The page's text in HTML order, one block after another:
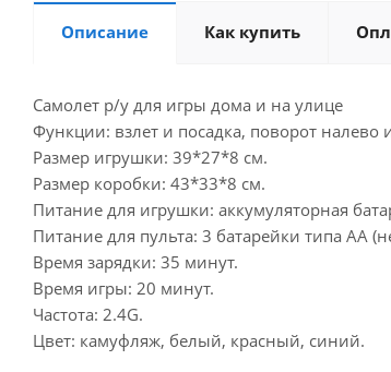
Описание Как купить
Самолет р/у для игры дома и на улице
Функции: взлет и посадка, поворот налево
Размер игрушки: 39*27*8 см.
Размер коробки: 43*33*8 см.
Питание для игрушки: аккумуляторная
Питание для пульта: 3 батарейки типа АА
Время зарядки: 35 минут.
Время игры: 20 минут.
Частота: 2.4G.
Цвет: камуфляж, белый, красный, синий.